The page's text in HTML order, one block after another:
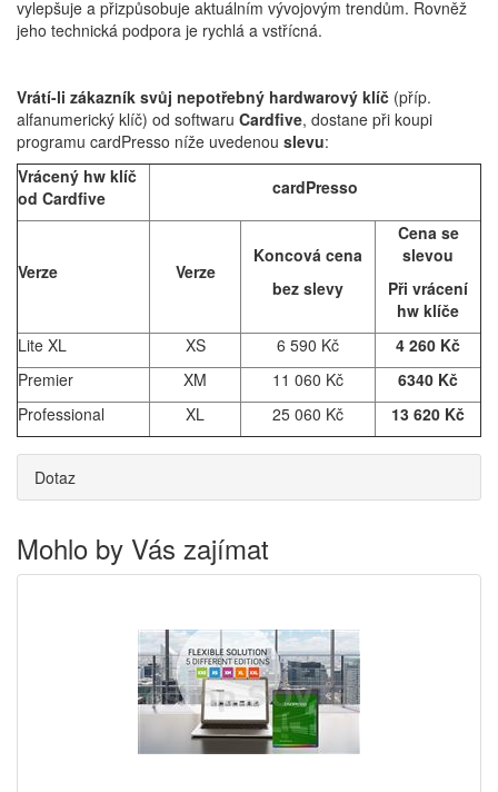
vylepšuje a přizpůsobuje aktuálním vývojovým trendům. Rovněž
jeho technická podpora je rychlá a vstřícná.
Vrátí-li zákazník svůj nepotřebný hardwarový klíč (příp.
alfanumerický klíč) od softwaru Cardfive, dostane při koupi
programu cardPresso níže uvedenou slevu:
Vrácený hw klíč
od Cardfive
cardPresso
Verze Verze
Koncová cena
bez slevy
Cena se
slevou
Při vrácení
hw klíče
Lite XL
XS 6 590 Kč
4 260 Kč
Premier
XM 11 060 Kč
6340 Kč
Professional
XL 25 060 Kč 13 620 Kč
Dotaz
Mohlo by Vás zajímat